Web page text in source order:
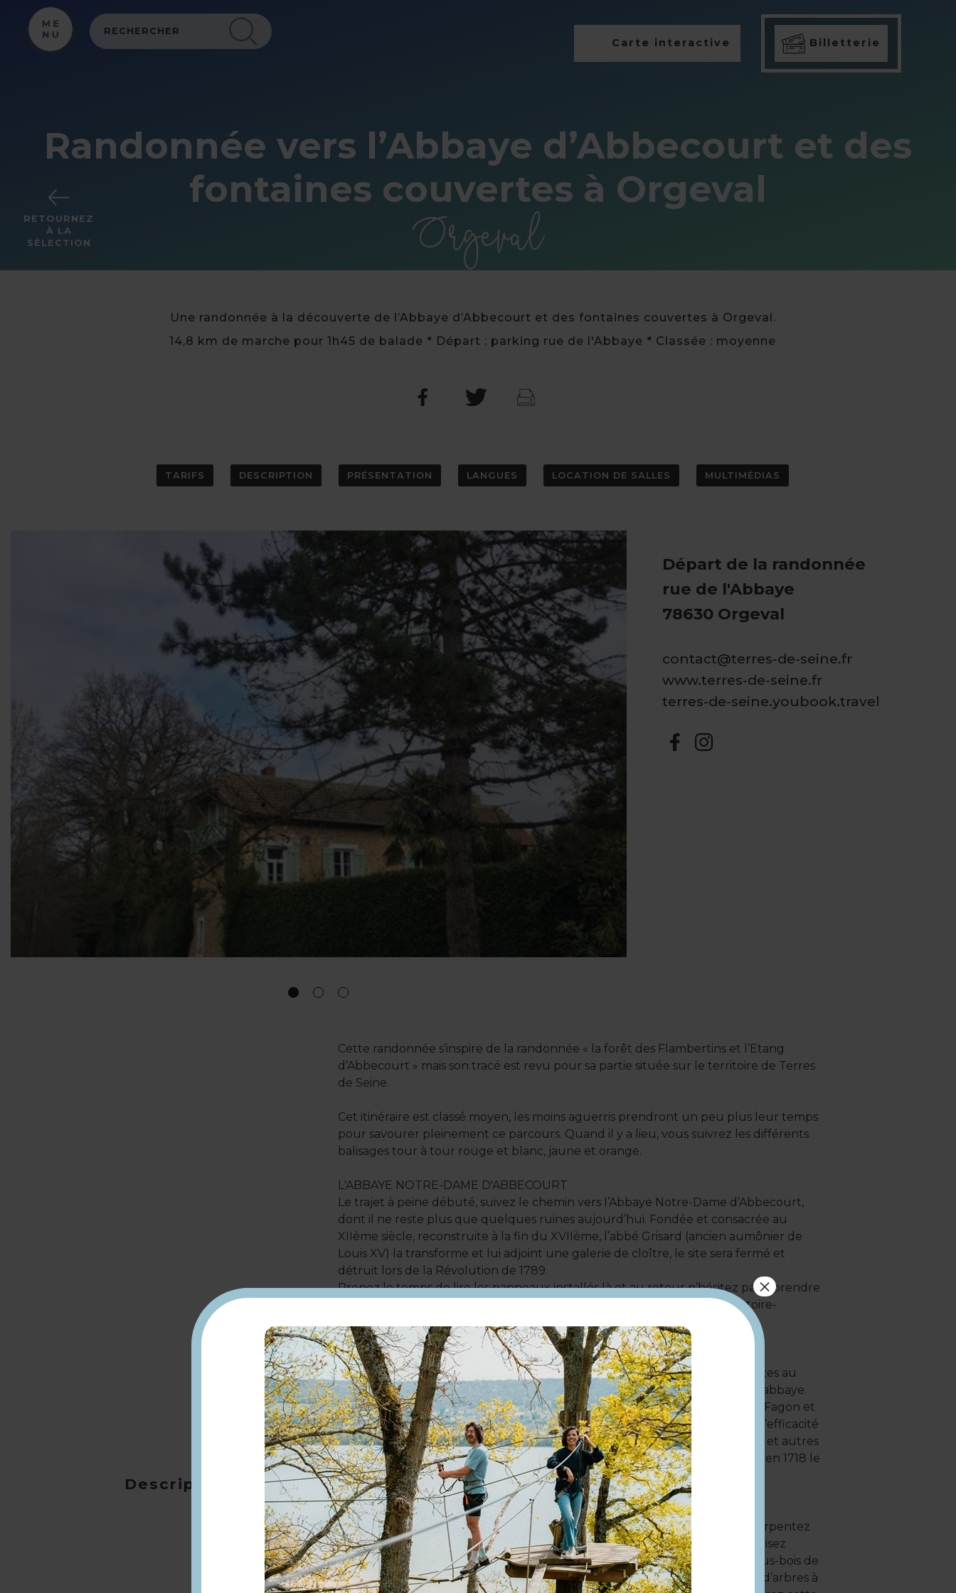
Carte interactive Billetterie
RETOURNEZ
À LA
SÉLECTION
Randonnée vers l’Abbaye d’Abbecourt et des
fontaines couvertes à Orgeval
Orgeval
Une randonnée à la découverte de l’Abbaye d’Abbecourt et des fontaines couvertes à Orgeval.
14,8 km de marche pour 1h45 de balade * Départ : parking rue de l'Abbaye * Classée : moyenne
TARIFS DESCRIPTION PRÉSENTATION LANGUES LOCATION DE SALLES MULTIMÉDIAS
Départ de la randonnée
rue de l'Abbaye
78630 Orgeval
contact@terres-de-seine.fr
www.terres-de-seine.fr
terres-de-seine.youbook.travel
Description
Cette randonnée s’inspire de la randonnée « la forêt des Flambertins et l’Etang
d’Abbecourt » mais son tracé est revu pour sa partie située sur le territoire de Terres
de Seine.
Cet itinéraire est classé moyen, les moins aguerris prendront un peu plus leur temps
pour savourer pleinement ce parcours. Quand il y a lieu, vous suivrez les différents
balisages tour à tour rouge et blanc, jaune et orange.
L'ABBAYE NOTRE-DAME D'ABBECOURT
Le trajet à peine débuté, suivez le chemin vers l’Abbaye Notre-Dame d’Abbecourt,
dont il ne reste plus que quelques ruines aujourd’hui. Fondée et consacrée au
XIIème siècle, reconstruite à la fin du XVIIème, l’abbé Grisard (ancien aumônier de
Louis XV) la transforme et lui adjoint une galerie de cloître, le site sera fermé et
détruit lors de la Révolution de 1789.
Prenez le temps de lire les panneaux installés là et au retour n’hésitez pas à prendre
contact avec les passionnés de l’association d’histoire d’Orgeval (www.histoire-
orgeval.fr) qui ont proposé une reconstitution en 3D de l’abbaye royale.
LES FONTAINES COUVERTES
Poursuivant votre chemin, vous accédez aux fontaines couvertes, construites au
Moyen- âge, elles servaient à l’alimentation par conduites souterraines de l’abbaye.
Enfin, la fontaine minérale vous dévoilera-t-elle ses secrets ? Guy-Crescent Fagon et
le sieur Gouttard, tous deux médecins de Louis XIV, étaient convaincus de l’efficacité
de ses eaux qu’ils n’hésitaient pas à prescrire pour soigner les maux de tête et autres
palpitations sans oublier les coliques néphrétiques ! Le sieur Gouttard écrit en 1718 le
« Traité des eaux minérales d’Abbecourt ».
NATURE OMNIPRESENTE
Cette randonnée vous permet une connexion totale avec la nature, vous arpentez
un chemin où écureuils et champignons sculptés vous observent, vous croisez
nombres d’arbres remarquables tel un grand chêne, vous traversez des sous-bois de
fougères, des prairies, de beaux vergers, faîtes une pause sous le bouquet d’arbres à
×
Panneau de gestion des cookies